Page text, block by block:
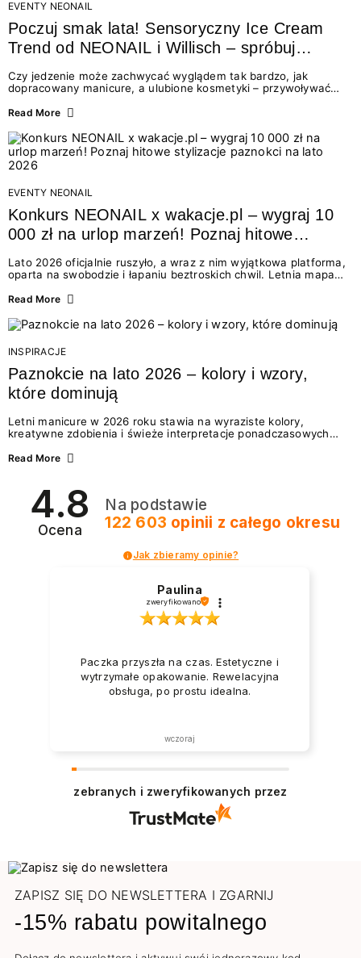
EVENTY NEONAIL
Poczuj smak lata! Sensoryczny Ice Cream
Trend od NEONAIL i Willisch – spróbuj
nowych lodów i odbierz prezent!
Czy jedzenie może zachwycać wyglądem tak bardzo, jak
dopracowany manicure, a ulubione kosmetyki – przywoływać
świata beauty i oszałamiających deserów to coś więcej niż
zmysłami: przez soczysty kolor, aksamitną teksturę,
orzeźwiający zapach i słodki akcent na podniebieniu. Tego lata
NEONAIL łączy siły z marką Willisch, tworząc unikalny projekt
na styku jedzenia i piękna....
Read More
EVENTY NEONAIL
Konkurs NEONAIL x wakacje.pl – wygraj 10
000 zł na urlop marzeń! Poznaj hitowe
Lato 2026 oficjalnie ruszyło, a wraz z nim wyjątkowa platforma,
oparta na swobodzie i łapaniu beztroskich chwil. Letnia mapa
doświadczenia wakacji – od spontanicznych wyjazdów, przez
Motywem przewodnim jest eksplorowanie i kolekcjonowanie
letnich momentów. Z tej okazji przygotowaliśmy coś absolutnie
wyjątkowego: wielki konkurs z wakacje.pl oraz dawkę
najgorętszych trendów w...
Read More
INSPIRACJE
Paznokcie na lato 2026 – kolory i wzory,
które dominują
Letni manicure w 2026 roku stawia na wyraziste kolory,
kreatywne zdobienia i świeże interpretacje ponadczasowych
zarówno energetycznych odcieni inspirowanych wakacjami, jak
2026? Znajdź inspirację dla swojego manicure!
Read More
4.8
Ocena
Na podstawie
122 603 opinii z całego okresu
Jak zbieramy opinie?
Paulina
zweryfikowano
Paczka przyszła na czas. Estetyczne i
wytrzymałe opakowanie. Rewelacyjna
obsługa, po prostu idealna.
wczoraj
zebranych i zweryfikowanych przez
ZAPISZ SIĘ DO NEWSLETTERA I ZGARNIJ
-15% rabatu powitalnego